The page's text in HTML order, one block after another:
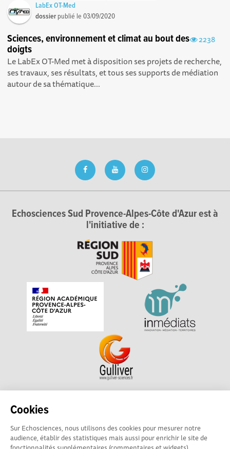
Cookies
Sur Echosciences, nous utilisons des cookies pour mesurer notre
audience, établir des statistiques mais aussi pour enrichir le site de
LabEx OT-Med
dossier publié le03/09/2020
2238
Sciences, environnement et climat au bout des
doigts
Le LabEx OT-Med met à disposition ses projets de recherche,
ses travaux, ses résultats, et tous ses supports de médiation
autour de sa thématique...
Echosciences Sud Provence-Alpes-Côte d'Azur est à
l'initiative de :
Echosciences Sud Provence-Alpes-Côte d'Azur est à
académique pour la Recherche et l'Innovation Provence-
Alpes-Côte d'Azur. La plateforme est mise en oeuvre pour